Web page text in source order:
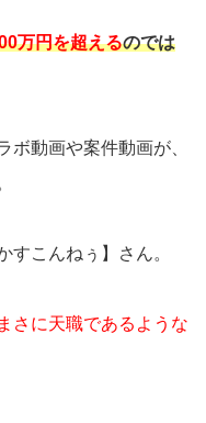
万円を超えるのでは
ボ動画や案件動画が、
すこんねぅ】さん。
さに天職であるような